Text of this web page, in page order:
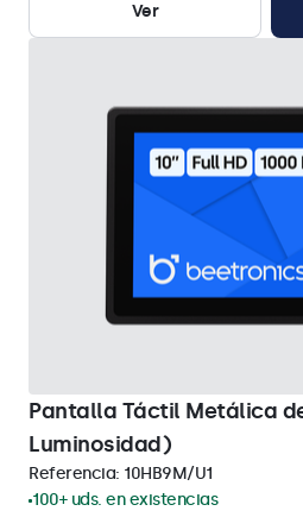
Ver
Pantalla Táctil Metálica
Luminosidad)
Referencia: 10HB9M/U1
100+ uds. en existencias